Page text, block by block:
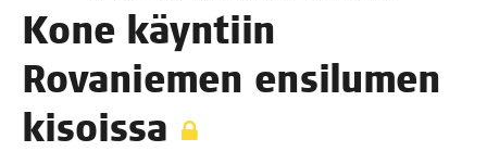
Kone käyn­tiin
Rova­nie­men ensi­lu­men
kisoissa